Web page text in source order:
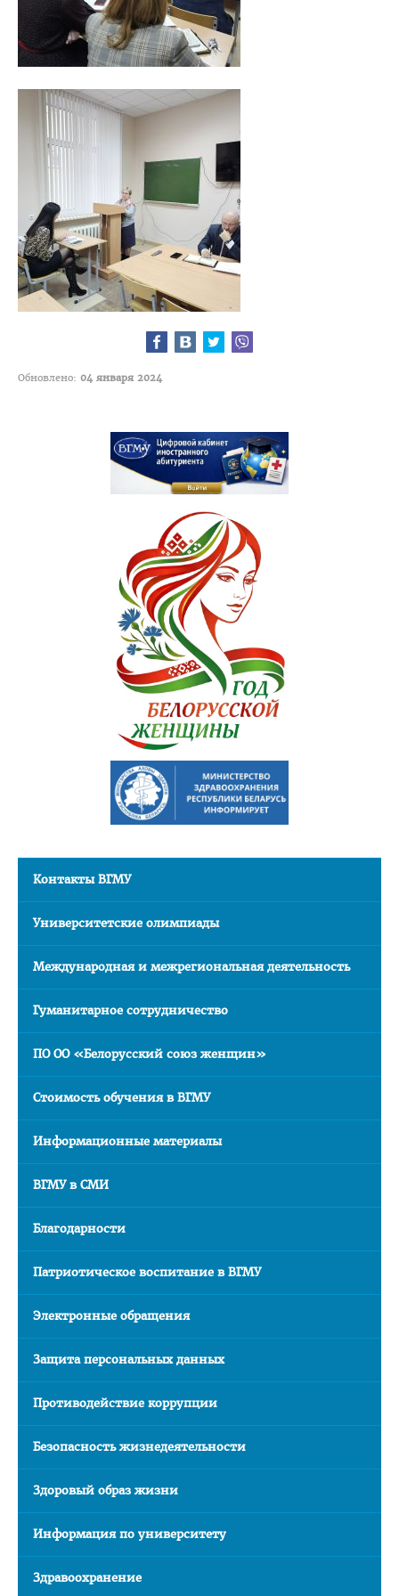
План приема на целевые места
Пункты оформления и выдачи договоров о целевой
Заказчик: Министерство здравоохранения
Заказчик: организации спорта
Заказчик: Государственный комитет судебных экспертиз
Заказчик: организации системы труда и соцзащиты
Заказчик: БелЛекоЦентр
Памятка абитуриенту 2026
Алгоритм подачи документов для целевиков
Вступительная кампания
Университетские олимпиады
Приказ о зачислении победителей
Положение об олимпиадах
Квоты для зачисления
Приказ о результатах
Алгоритм подачи документов для победителей
университетских олимпиад
Архив проходных баллов
Заочная форма обучения
Для иностранных граждан
Часто задаваемые вопросы 2025
Профориентация
Первокурснику
Расписание
Дневная форма обучения
Подготовительное отделение
Практика
Студенческое научное общество
Правовое просвещение
Студенческий совет по качеству образования
Лаборатории профессионального мастерства
Каталог учебных дисциплин
Комиссия по снижению оплаты, переводу на бюджет
Нормативные документы
ВЫПУСКНИКУ
Сектор клинической ординатуры и интернатуры
Интернатура
Обновлено: 04 января 2024
Контакты ВГМУ
Университетские олимпиады
Международная и межрегиональная деятельность
Гуманитарное сотрудничество
ПО ОО «Белорусский союз женщин»
Стоимость обучения в ВГМУ
Информационные материалы
ВГМУ в СМИ
Благодарности
Патриотическое воспитание в ВГМУ
Электронные обращения
Защита персональных данных
Противодействие коррупции
Безопасность жизнедеятельности
Здоровый образ жизни
Информация по университету
Здравоохранение